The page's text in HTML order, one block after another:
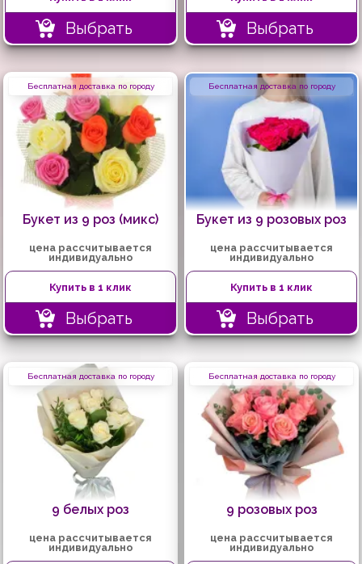
Выбрать Выбрать
Бесплатная доставка по городу
Букет из 9 роз (микс)
цена рассчитывается
индивидуально
Купить в 1 клик
Выбрать
Бесплатная доставка по городу
Букет из 9 розовых роз
цена рассчитывается
индивидуально
Купить в 1 клик
Выбрать
Бесплатная доставка по городу
9 белых роз
цена рассчитывается
индивидуально
Бесплатная доставка по городу
9 розовых роз
цена рассчитывается
индивидуально